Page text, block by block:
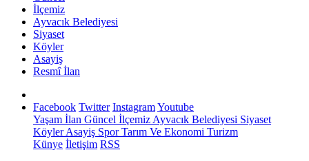
İlçemiz
Ayvacık Belediyesi
Siyaset
Köyler
Asayiş
Resmî İlan
Facebook Twitter InstagramYoutube
Yaşam İlan Güncel İlçemiz Ayvacık Belediyesi Siyaset
KöylerAsayiş SporTarım Ve Ekonomi Turizm
Künye İletişim RSS